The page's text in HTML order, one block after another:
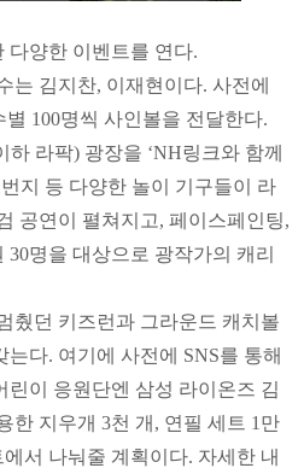
다양한 이벤트를 연다.
는 김지찬, 이재현이다. 사전에
100명씩 사인볼을 전달한다.
라팍) 광장을 ‘NH링크와 함께
지 등 다양한 놀이 기구들이 라
공연이 펼쳐지고, 페이스페인팅,
명을 대상으로 광작가의 캐리
췄던 키즈런과 그라운드 캐치볼
다. 여기에 사전에 SNS를 통해
이 응원단엔 삼성 라이온즈 김
한 지우개 3천 개, 연필 세트 1만
서 나눠줄 계획이다. 자세한 내